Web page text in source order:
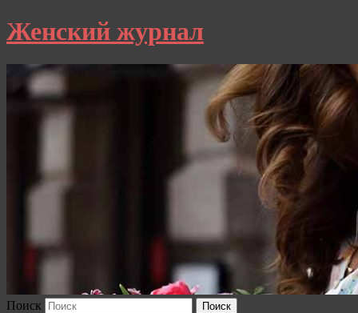
Женский журнал
Поиск